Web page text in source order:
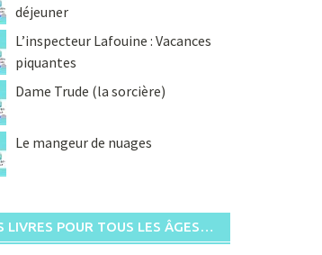
déjeuner
L’inspecteur Lafouine : Vacances
piquantes
Dame Trude (la sorcière)
Le mangeur de nuages
LIVRES POUR TOUS LES ÂGES…